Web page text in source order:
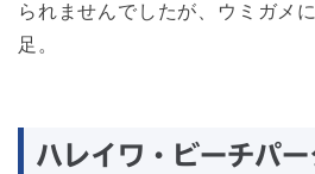
られませんでしたが、ウミガメ
足。
ハレイワ・ビーチパー